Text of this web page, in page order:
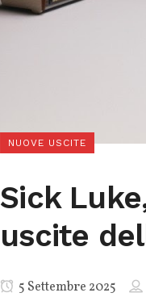
NUOVE USCITE
Sick
uscite
5 Settembre 2025